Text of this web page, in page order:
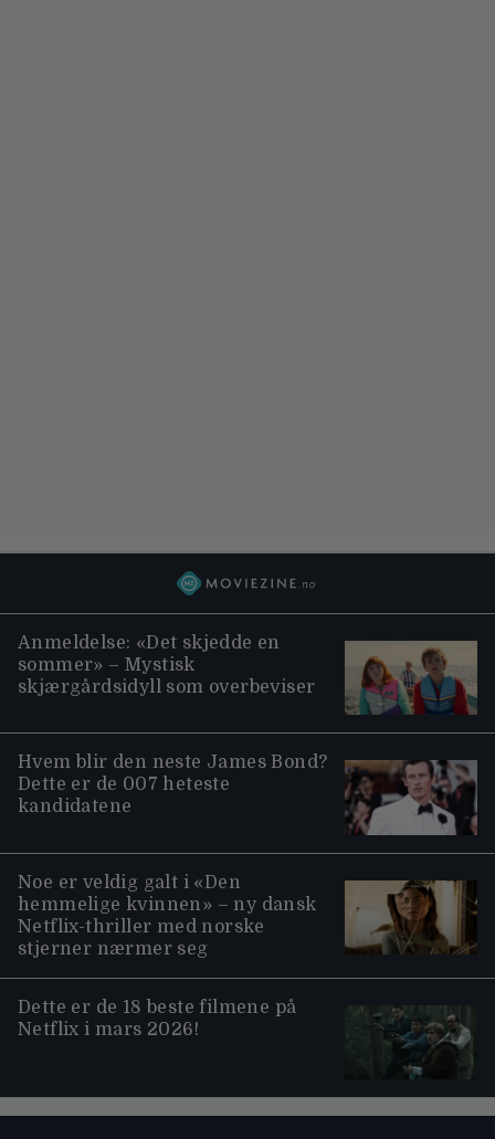
Anmeldelse: «Det skjedde en
sommer» – Mystisk
skjærgårdsidyll som overbeviser
Hvem blir den neste James Bond?
Dette er de 007 heteste
kandidatene
Noe er veldig galt i «Den
hemmelige kvinnen» – ny dansk
Netflix-thriller med norske
stjerner nærmer seg
Dette er de 18 beste filmene på
Netflix i mars 2026!